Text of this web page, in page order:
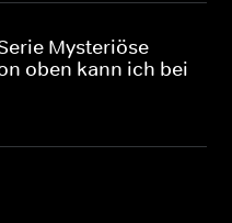
Mysteriöse
oben kann ich bei